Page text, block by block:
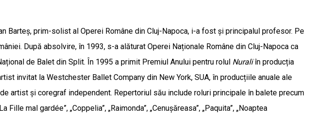
prim-solist al Operei Române din Cluj-Napoca, i-a fost și principalul profesor. Pe
După absolvire, în 1993, s-a alăturat Operei Naționale Române din Cluj-Napoca ca
de Balet din Split. În 1995 a primit Premiul Anului pentru rolul Nuraliîn producția
invitat la Westchester Ballet Company din New York, SUA, în producțiile anuale ale
artist și coregraf independent. Repertoriul său include roluri principale în balete precum
mal gardée”, „Coppelia”, „Raimonda”, „Cenușăreasa”, „Paquita”, „Noaptea